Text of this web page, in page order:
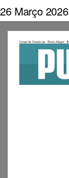
26 Março 2026